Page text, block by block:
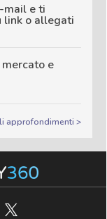
mail e ti
link o allegati
e
approfondimenti >